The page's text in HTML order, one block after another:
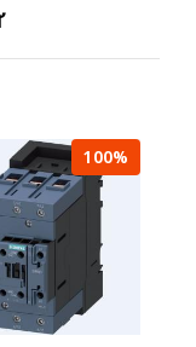
100%